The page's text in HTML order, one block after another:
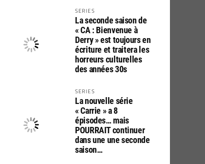
SERIES
La seconde saison de
« CA : Bienvenue à
Derry » est toujours en
écriture et traitera les
horreurs culturelles
des années 30s
SERIES
La nouvelle série
« Carrie » a 8
épisodes… mais
POURRAIT continuer
dans une une seconde
saison…